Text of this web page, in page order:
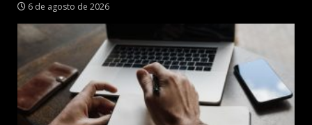
6 de agosto de 2026